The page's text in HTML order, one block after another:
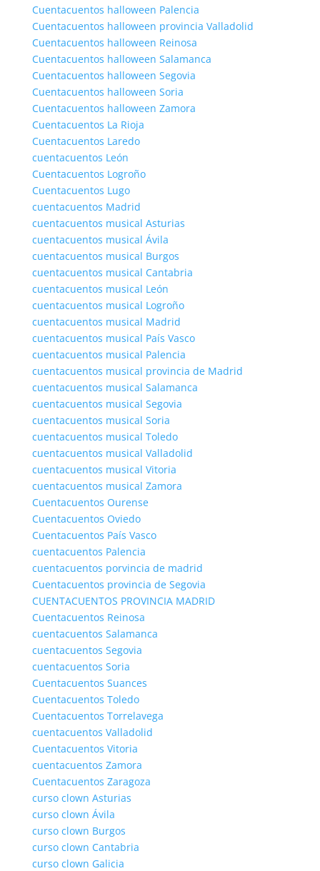
Cuentacuentos halloween Palencia
Cuentacuentos halloween provincia Valladolid
Cuentacuentos halloween Reinosa
Cuentacuentos halloween Salamanca
Cuentacuentos halloween Segovia
Cuentacuentos halloween Soria
Cuentacuentos halloween Zamora
Cuentacuentos La Rioja
Cuentacuentos Laredo
cuentacuentos León
Cuentacuentos Logroño
Cuentacuentos Lugo
cuentacuentos Madrid
cuentacuentos musical Asturias
cuentacuentos musical Ávila
cuentacuentos musical Burgos
cuentacuentos musical Cantabria
cuentacuentos musical León
cuentacuentos musical Logroño
cuentacuentos musical Madrid
cuentacuentos musical País Vasco
cuentacuentos musical Palencia
cuentacuentos musical provincia de Madrid
cuentacuentos musical Salamanca
cuentacuentos musical Segovia
cuentacuentos musical Soria
cuentacuentos musical Toledo
cuentacuentos musical Valladolid
cuentacuentos musical Vitoria
cuentacuentos musical Zamora
Cuentacuentos Ourense
Cuentacuentos Oviedo
Cuentacuentos País Vasco
cuentacuentos Palencia
cuentacuentos porvincia de madrid
Cuentacuentos provincia de Segovia
CUENTACUENTOS PROVINCIA MADRID
Cuentacuentos Reinosa
cuentacuentos Salamanca
cuentacuentos Segovia
cuentacuentos Soria
Cuentacuentos Suances
Cuentacuentos Toledo
Cuentacuentos Torrelavega
cuentacuentos Valladolid
Cuentacuentos Vitoria
cuentacuentos Zamora
Cuentacuentos Zaragoza
curso clown Asturias
curso clown Ávila
curso clown Burgos
curso clown Cantabria
curso clown Galicia